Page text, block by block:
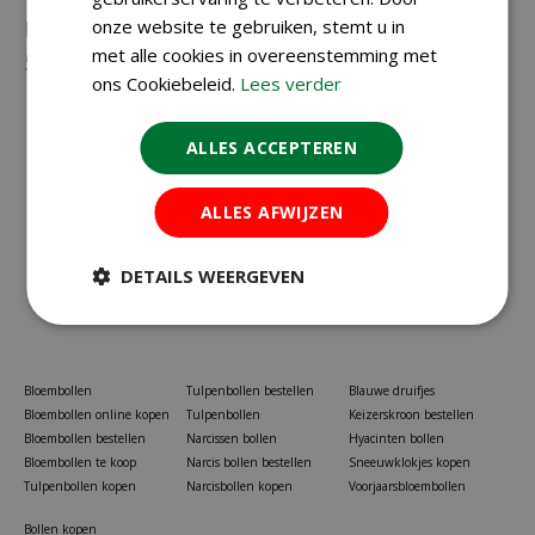
Neem gerust contact met ons op via
5581528ofinfo@koopbloembollen.nl
Bloembollen
Bloembollen online kopen
Bloembollen bestellen
Bloembollen te koop
Tulpenbollen kopen
Tulpenbollen bestellen
Tulpenbollen
Narcissen bollen
Narcis bollen bestellen
Narcisbollen kopen
Blauwe druifjes
Keizerskroon bestellen
Hyacinten bollen
Sneeuwklokjes kopen
Voorjaarsbloembollen
Bollen kopen
onze website te gebruiken, stemt u in
met alle cookies in overeenstemming met
ons Cookiebeleid. Lees verder
ALLES ACCEPTEREN
ALLES AFWIJZEN
DETAILS WEERGEVEN